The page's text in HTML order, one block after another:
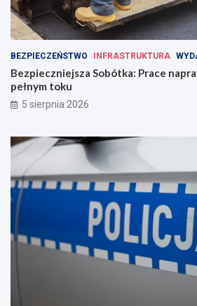
BEZPIECZEŃSTWO INFRASTRUKTURA
Bezpieczniejsza Sobótka: Prace
pełnym toku
5 sierpnia 2026